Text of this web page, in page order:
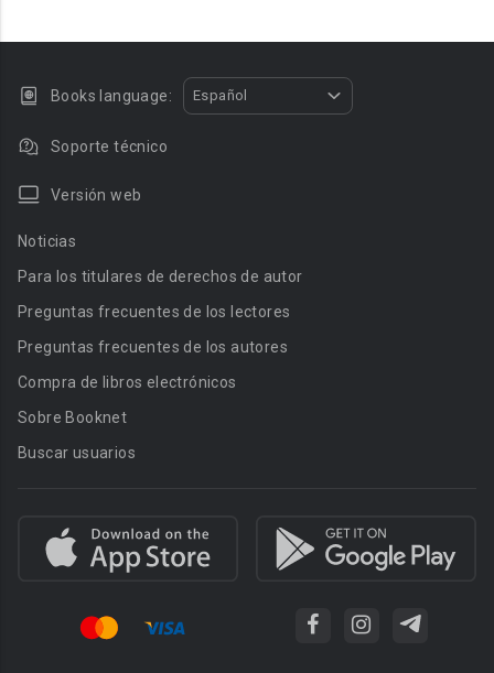
Books language: Español
Soporte técnico
Versión web
Noticias
Para los titulares de derechos de autor
Preguntas frecuentes de los lectores
Preguntas frecuentes de los autores
Compra de libros electrónicos
Sobre Booknet
Buscar usuarios